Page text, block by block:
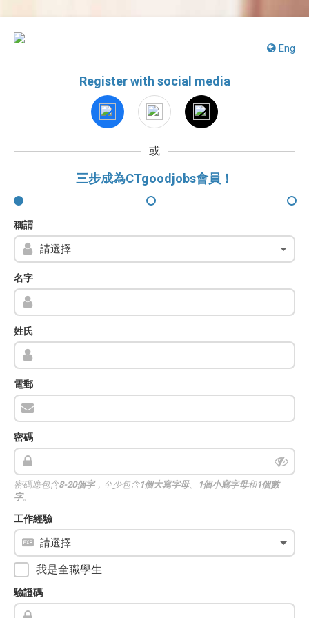
Eng
Register with social media
或
三步成為CTgoodjobs會員！
稱謂
名字
姓氏
電郵
密碼
密碼應包含8-20個字，至少包含1個大寫字母、 1個小寫字母和1個數
字。
工作經驗
我是全職學生
驗證碼